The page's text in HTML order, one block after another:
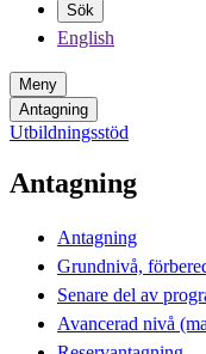
Sök
English
Meny
Antagning
Utbildningsstöd
Antagning
Antagning
Grundnivå,
Senare del av
Avancerad nivå